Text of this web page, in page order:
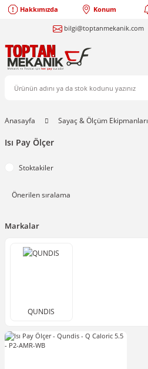
Hakkımızda Konum
bilgi@toptanmekanik.com
Anasayfa Sayaç & Ölçüm Ekipmanları
Isı Pay Ölçer
Stoktakiler
Markalar
QUNDIS